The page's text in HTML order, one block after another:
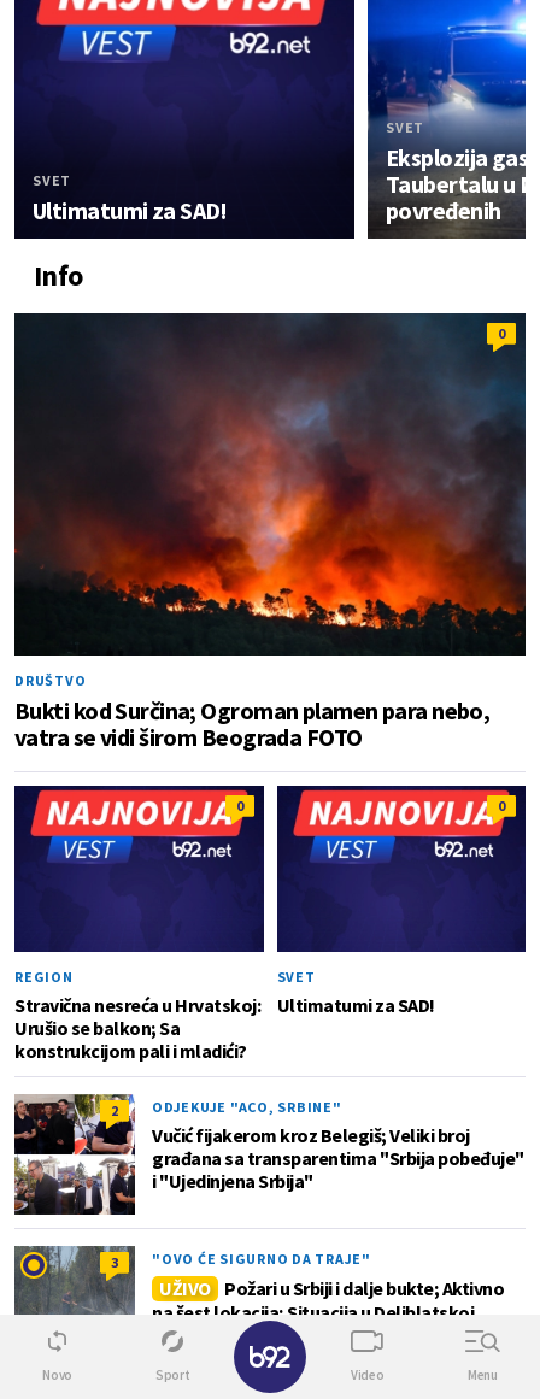
SVET
Ultimatumi za SAD!
SVET
Eksplozija
Taubertalu u
povređenih
Info
0
DRUŠTVO
Bukti kod Surčina; Ogroman plamen para nebo,
vatra se vidi širom Beograda FOTO
0
REGION
Stravična nesreća u Hrvatskoj:
Urušio se balkon; Sa
konstrukcijom pali i mladići?
0
SVET
Ultimatumi za SAD!
2 ODJEKUJE "ACO, SRBINE"
Vučić fijakerom kroz Belegiš; Veliki broj
građana sa transparentima "Srbija pobeđuje"
i "Ujedinjena Srbija"
3 "OVO ĆE SIGURNO DA TRAJE"
UŽIVO
Požari u Srbiji i dalje bukte; Aktivno
na šest lokacija; Situacija u Deliblatskoj
peščari veoma teška VIDEO
Novo Sport Video Menu
✕